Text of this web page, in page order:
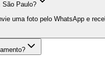
São Paulo?
uma foto pelo WhatsApp e